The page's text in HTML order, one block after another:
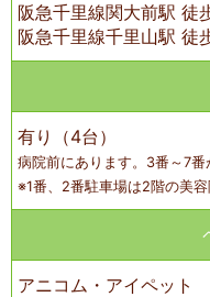
阪急千里線関大前駅 徒
阪急千里線千里山駅 徒
有り（4台）
病院前にあります。3番～7番
※1番、2番駐車場は2階の美容
アニコム・アイペット